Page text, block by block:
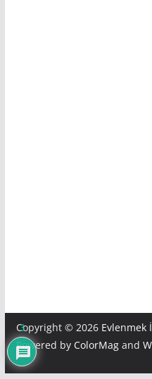
Copyright © 2026 Evlenmek
Powered by ColorMagand
3